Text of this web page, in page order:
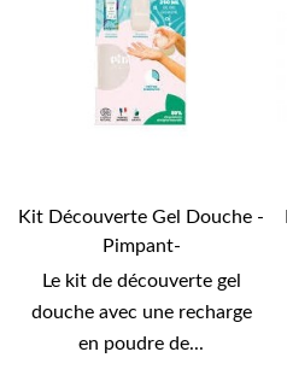
Kit Découverte Gel Douche -
Pimpant-
Le kit de découverte gel
douche avec une recharge
en poudre de...